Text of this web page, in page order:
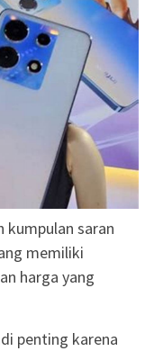
kumpulan saran
memiliki
harga yang
penting karena